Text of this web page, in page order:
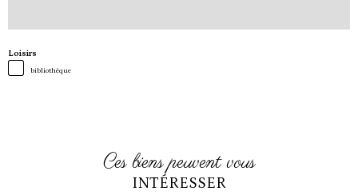
Loisirs
bibliothèque
ces biens peuvent vous
INTÉRESSER